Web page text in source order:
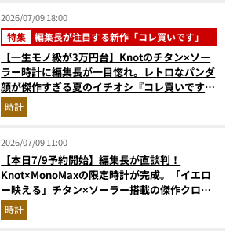
2026/07/09 18:00
特集 編集長が注目する新作「コレ買いです」
【一生モノ級が3万円台】Knotのチタン×ソー
ラー時計に編集長が一目惚れ。レトロなパンダ
顔が傑作すぎる夏のイチオシ『コレ買いです』
Vol.169
時計
2026/07/09 11:00
【本日7/9予約開始】編集長が直談判！
Knot×MonoMaxの限定時計が完成。「イエロ
ー映える」チタン×ソーラー搭載の傑作クロノ
グラフ
時計